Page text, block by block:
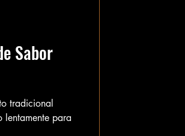
Sabor
tradicional
lentamente para